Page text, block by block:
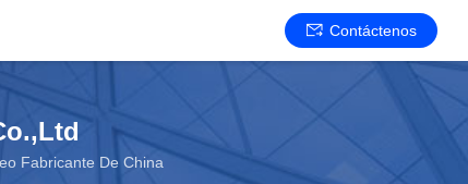
Contáctenos
Fabricante De China